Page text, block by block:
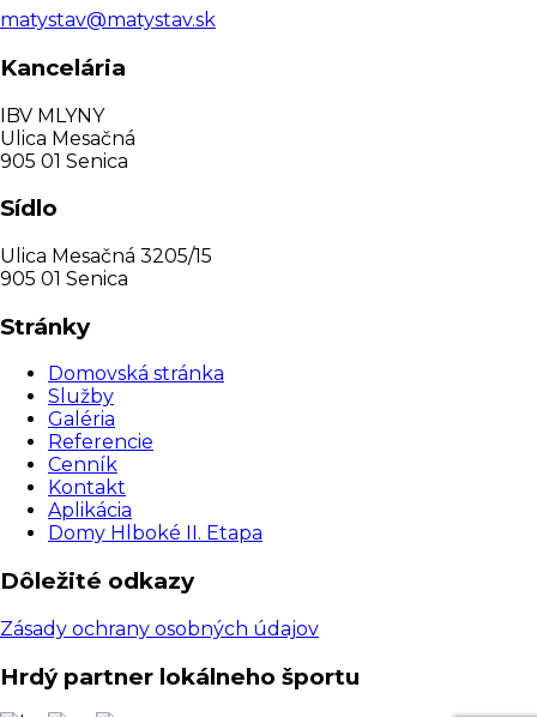
matystav@matystav.sk
Kancelária
IBV MLYNY
Ulica Mesačná
905 01 Senica
Sídlo
Ulica Mesačná 3205/15
905 01 Senica
Stránky
Domovská stránka
Služby
Galéria
Referencie
Cenník
Kontakt
Aplikácia
Domy Hlboké II. Etapa
Dôležité odkazy
Zásady ochrany osobných údajov
Hrdý partner lokálneho športu